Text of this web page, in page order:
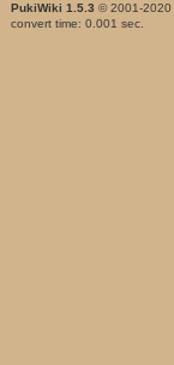
PukiWiki 1.5.3 © 2001-2020
convert time: 0.001 sec.